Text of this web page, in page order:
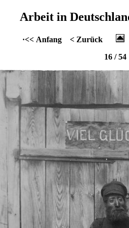
Arbeit in
·<< Anfang < Zurück
16 / 54